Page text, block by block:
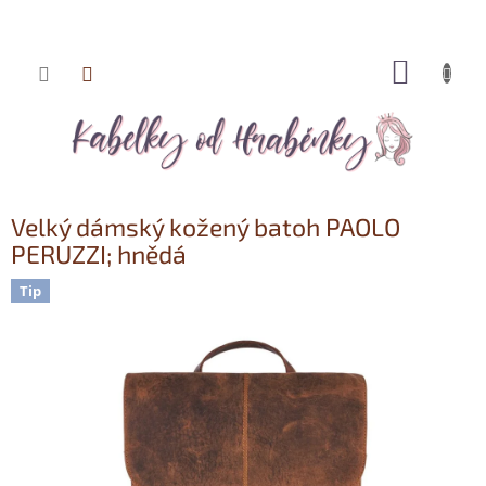
Přejít
Velký dámský kožený batoh PAOLO
PERUZZI; hnědá
Tip